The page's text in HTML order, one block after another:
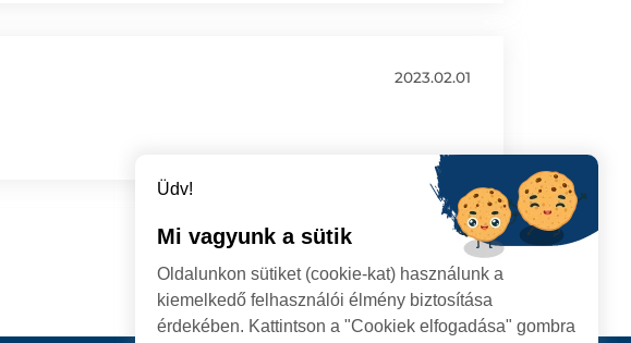
2023.02.01
Üdv!
Mi vagyunk a sütik
Oldalunkon sütiket (cookie-kat) használunk a
kiemelkedő felhasználói élmény biztosítása
érdekében. Kattintson a "Cookiek elfogadása" gombra